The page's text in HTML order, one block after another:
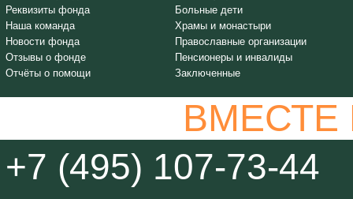
Реквизиты фонда
Наша команда
Новости фонда
Отзывы о фонде
Отчёты о помощи
Больные дети
Храмы и монастыри
Православные организации
Пенсионеры и инвалиды
Заключенные
+7 (495) 107-73-44